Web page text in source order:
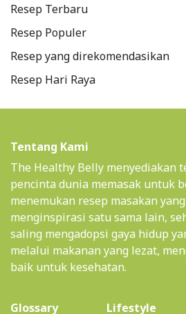
Resep Terbaru
Resep Populer
Resep yang direkomendasikan
Resep Hari Raya
Tentang Kami
The Healthy Belly menyediakan
pencinta dunia memasak untuk
menemukan resep masakan
menginspirasi satu sama lain,
saling mengadopsi gaya hidup
melalui makanan yang lezat,
baik untuk kesehatan.
Glossary Lifestyle